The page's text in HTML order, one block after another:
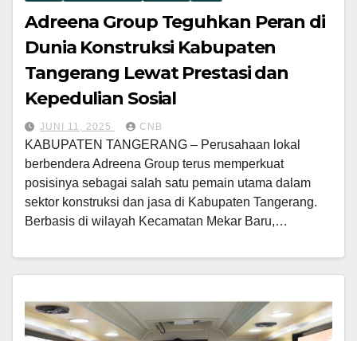
Adreena Group Teguhkan Peran di
Dunia Konstruksi Kabupaten
Tangerang Lewat Prestasi dan
Kepedulian Sosial
JUNI 11, 2025 CNB
KABUPATEN TANGERANG – Perusahaan lokal
berbendera Adreena Group terus memperkuat
posisinya sebagai salah satu pemain utama dalam
sektor konstruksi dan jasa di Kabupaten Tangerang.
Berbasis di wilayah Kecamatan Mekar Baru,…